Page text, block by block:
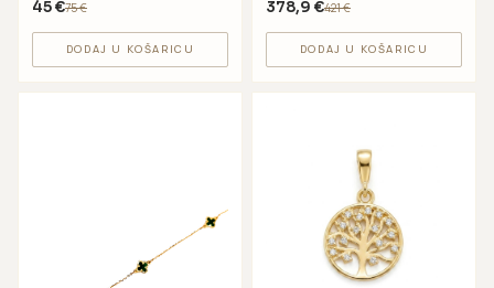
45€75€
DODAJ U KOŠARICU
378,9 €421€
DODAJ U KOŠARICU